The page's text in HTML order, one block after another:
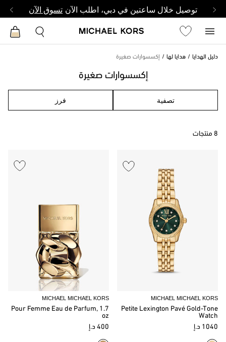
توصيل خلال ساعتين في دبي، اطلب الآن تسوق الآن
دليل الهدايا هدايا لها إكسسوارات صغيرة
إكسسوارات صغيرة
تصفية فرز
8 منتجات
MICHAEL MICHAEL KORS
Petite Lexington Pavé Gold-Tone
Watch
1040 د.إ
MICHAEL MICHAEL KORS
Pour Femme Eau de Parfum, 1.7
oz
400 د.إ